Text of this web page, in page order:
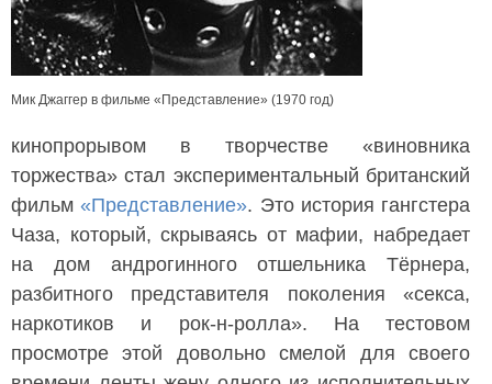
Мик Джаггер в фильме «Представление» (1970 год)
кинопрорывом в творчестве «виновника
торжества» стал экспериментальный британский
фильм«Представление». Это история гангстера
Чаза, который, скрываясь от мафии, набредает
на дом андрогинного отшельника Тёрнера,
разбитного представителя поколения «секса,
наркотиков и рок-н-ролла». На тестовом
просмотре этой довольно смелой для своего